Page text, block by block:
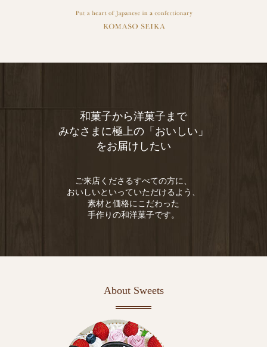
和菓子から洋菓子まで
みなさまに極上の「おいしい」
をお届けしたい
ご来店くださるすべての方に、
おいしいといっていただけるよう、
素材と価格にこだわった
手作りの和洋菓子です。
About Sweets